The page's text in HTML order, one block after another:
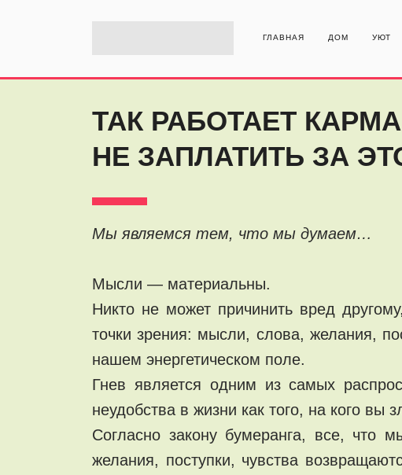
ГЛАВНАЯ ДОМ УЮТ
ТАК РАБОТАЕТ
НЕ ЗАПЛАТИТЬ ЗА
Мы являемся тем, что мы думаем…
Мысли — материальны.
Никто не может причинить вред
точки зрения: мысли, слова, желания,
нашем энергетическом поле.
Гнев является одним из самых
неудобства в жизни как того, на кого вы
Согласно закону бумеранга, все, что
желания, поступки, чувства